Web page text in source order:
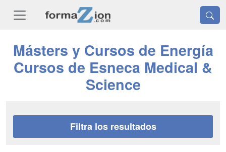
Másters y Cursos de Energía
Cursos de Esneca Medical &
Science
Filtra los resultados